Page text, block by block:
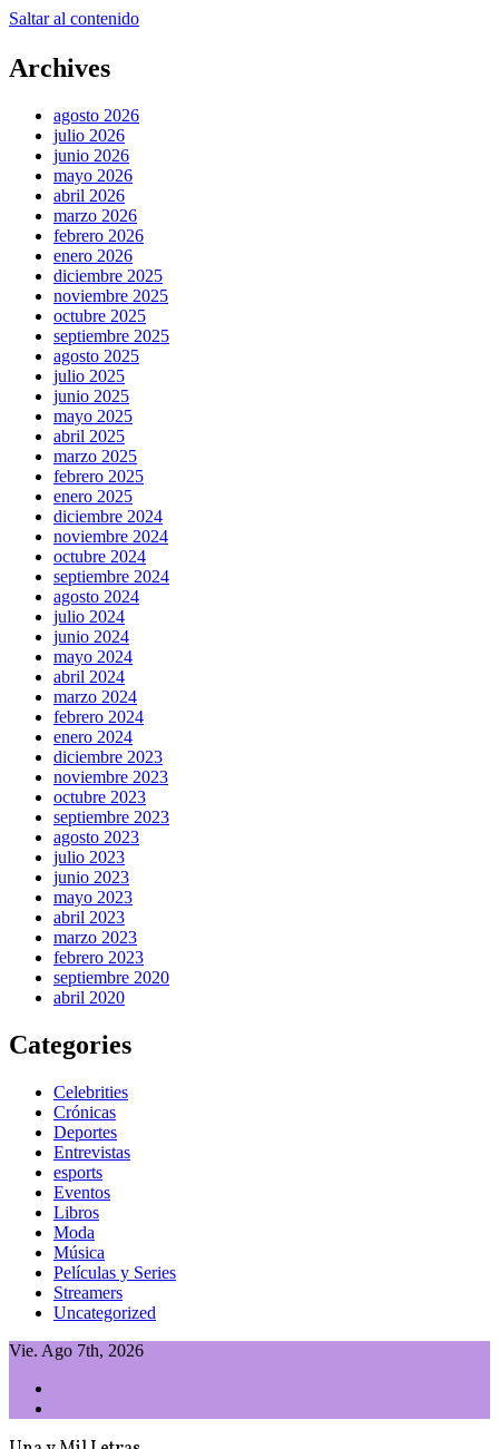
Saltar al contenido
Archives
agosto 2026
julio 2026
junio 2026
mayo 2026
abril 2026
marzo 2026
febrero 2026
enero 2026
diciembre 2025
noviembre 2025
octubre 2025
septiembre 2025
agosto 2025
julio 2025
junio 2025
mayo 2025
abril 2025
marzo 2025
febrero 2025
enero 2025
diciembre 2024
noviembre 2024
octubre 2024
septiembre 2024
agosto 2024
julio 2024
junio 2024
mayo 2024
abril 2024
marzo 2024
febrero 2024
enero 2024
diciembre 2023
noviembre 2023
octubre 2023
septiembre 2023
agosto 2023
julio 2023
junio 2023
mayo 2023
abril 2023
marzo 2023
febrero 2023
septiembre 2020
abril 2020
Categories
Celebrities
Crónicas
Deportes
Entrevistas
esports
Eventos
Libros
Moda
Música
Películas y Series
Streamers
Uncategorized
Vie. Ago 7th, 2026